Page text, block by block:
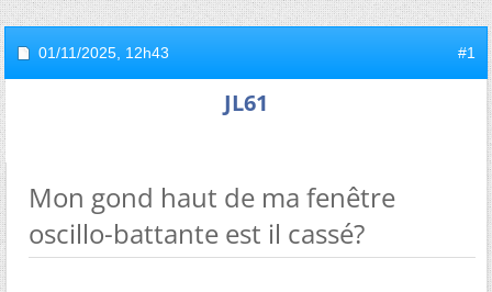
01/11/2025, 12h43 #1
JL61
Mon gond haut de ma fenêtre
oscillo-battante est il cassé?